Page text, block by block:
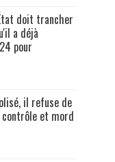
doit trancher
a déjà
pour
il refuse de
et mord